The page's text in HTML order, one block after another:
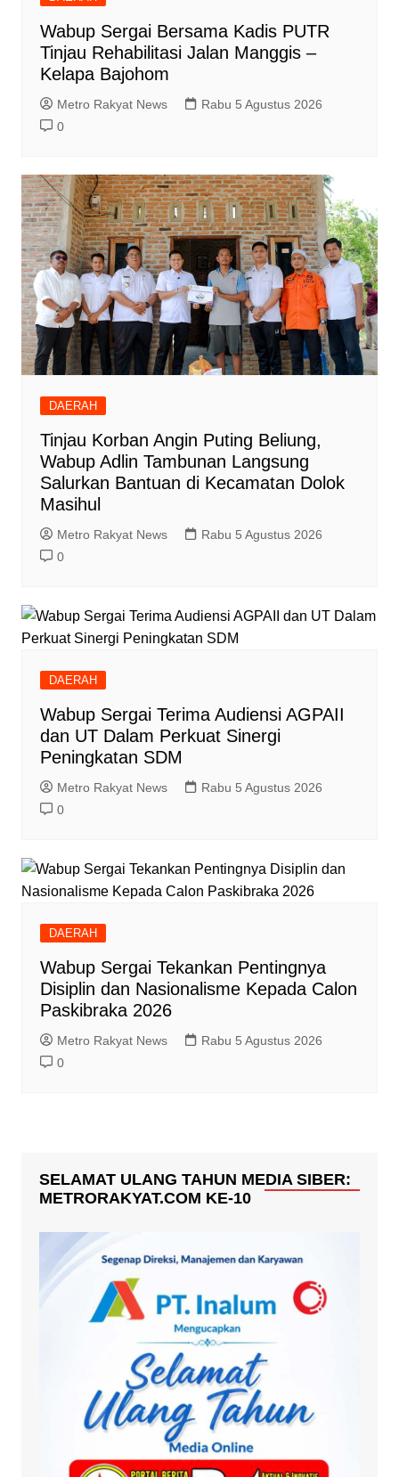
Wabup Sergai Bersama Kadis PUTR
Tinjau Rehabilitasi Jalan Manggis –
Kelapa Bajohom
Metro Rakyat News
Rabu 5 Agustus 2026
0
DAERAH
Tinjau Korban Angin Puting Beliung,
Wabup Adlin Tambunan Langsung
Salurkan Bantuan di Kecamatan Dolok
Masihul
Metro Rakyat News
Rabu 5 Agustus 2026
0
DAERAH
Wabup Sergai Terima Audiensi AGPAII
dan UT Dalam Perkuat Sinergi
Peningkatan SDM
Metro Rakyat News
Rabu 5 Agustus 2026
0
DAERAH
Wabup Sergai Tekankan Pentingnya
Disiplin dan Nasionalisme Kepada Calon
Paskibraka 2026
Metro Rakyat News
Rabu 5 Agustus 2026
0
SELAMAT ULANG TAHUN MEDIA SIBER:
METRORAKYAT.COM KE-10